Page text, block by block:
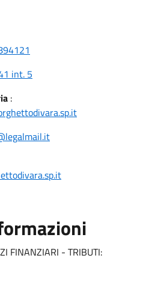
int. 5
:
FINANZIARI - TRIBUTI: